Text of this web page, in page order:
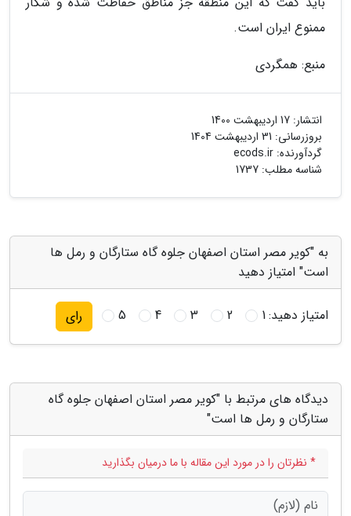
ممنوع ایران است.
منبع: همگردی
انتشار: 17 اردیبهشت 1400
بروزرسانی: 31 اردیبهشت 1404
گردآورنده: ecods.ir
شناسه مطلب: 1737
به "کویر مصر استان اصفهان جلوه گاه ستارگان و رمل ها
است" امتیاز دهید
امتیاز دهید:1
2
3
4
5 رای
دیدگاه های مرتبط با "کویر مصر استان اصفهان جلوه گاه
ستارگان و رمل ها است"
* نظرتان را در مورد این مقاله با ما درمیان بگذارید